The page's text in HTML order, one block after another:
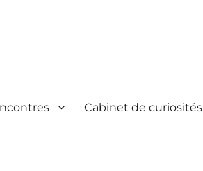
Cabinet de curiosités